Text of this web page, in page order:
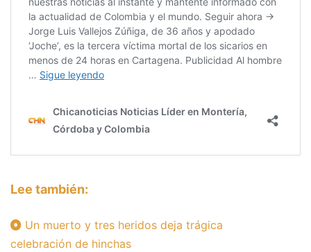
Lee también:
Un muerto y tres heridos deja trágica
celebración de hinchas